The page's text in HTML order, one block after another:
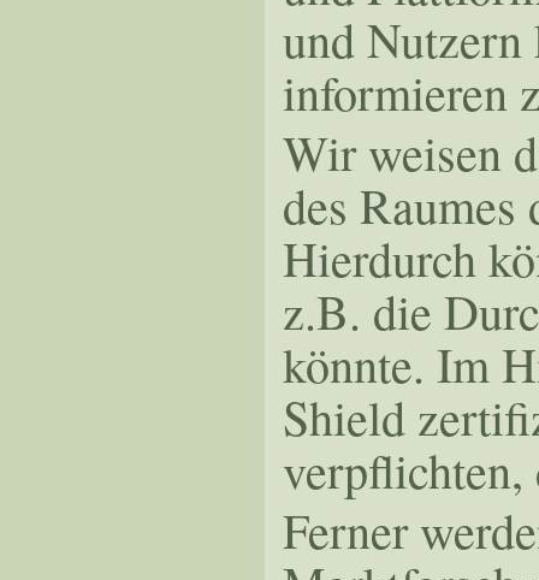
und Nutzern
informieren
Wir weisen
des
Hierdurch
z.B. die
könnte. Im
Shield
verpflichten,
Ferner